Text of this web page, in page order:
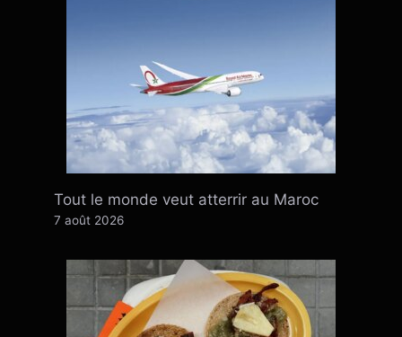
Tout le monde veut atterrir au Maroc
7 août 2026